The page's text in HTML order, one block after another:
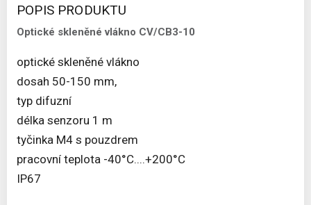
POPIS PRODUKTU
Optické skleněné vlákno CV/CB3-10
optické skleněné vlákno
dosah 50-150 mm,
typ difuzní
délka senzoru 1 m
tyčinka M4 s pouzdrem
pracovní teplota -40°C....+200°C
IP67